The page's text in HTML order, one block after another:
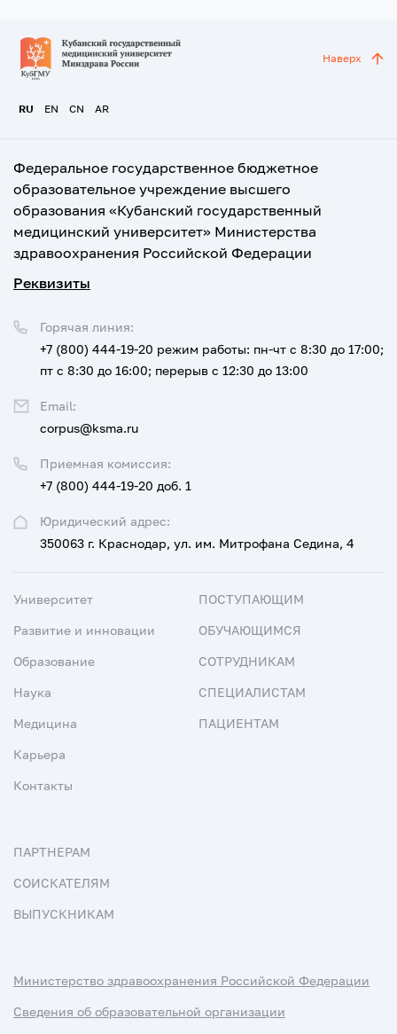
RU EN CN AR
Наверх
Федеральное государственное бюджетное
образовательное учреждение высшего
образования «Кубанский государственный
медицинский университет» Министерства
здравоохранения Российской Федерации
Реквизиты
Юридический адрес:
350063 г. Краснодар, ул. им. Митрофана Седина, 4
Приемная комиссия:
+7 (800) 444-19-20 доб. 1
Горячая линия:
+7 (800) 444-19-20 режим работы: пн-чт с 8:30 до 17:00;
пт с 8:30 до 16:00; перерыв с 12:30 до 13:00
Email:
corpus@ksma.ru
Университет
Развитие и инновации
Образование
Наука
Медицина
Карьера
Контакты
ПОСТУПАЮЩИМ
ОБУЧАЮЩИМСЯ
СОТРУДНИКАМ
СПЕЦИАЛИСТАМ
ПАЦИЕНТАМ
ПАРТНЕРАМ
СОИСКАТЕЛЯМ
ВЫПУСКНИКАМ
Министерство здравоохранения Российской Федерации
Сведения об образовательной организации